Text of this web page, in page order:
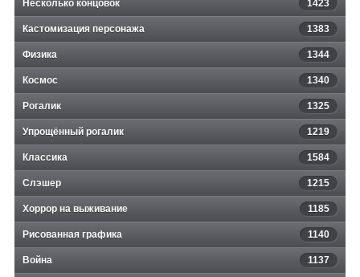
Несколько концовок 1423
Кастомизация персонажа 1383
Физика 1344
Космос 1340
Рогалик 1325
Упрощённый рогалик 1219
Классика 1584
Слэшер 1215
Хоррор на выживание 1185
Рисованная графика 1140
Война 1137